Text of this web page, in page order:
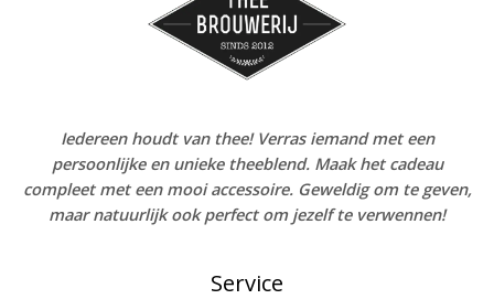
Iedereen houdt van thee! Verras iemand met een
persoonlijke en unieke theeblend. Maak het cadeau
compleet met een mooi accessoire. Geweldig om te geven,
maar natuurlijk ook perfect om jezelf te verwennen!
Service